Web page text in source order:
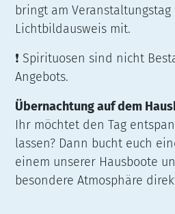
bringt am
Lichtbildausweis mit.
❗ Spirituosen sind nicht
Angebots.
Übernachtung auf dem
Ihr möchtet den Tag
lassen? Dann bucht euch
einem unserer Hausboote
besondere Atmosphäre